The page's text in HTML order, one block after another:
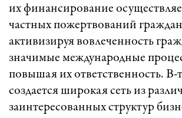
их финансирование
частных пожертвований
активизируя вовлеченность
значимые международные
повышая их ответственность. В-
создается широкая сеть из
заинтересованных структур